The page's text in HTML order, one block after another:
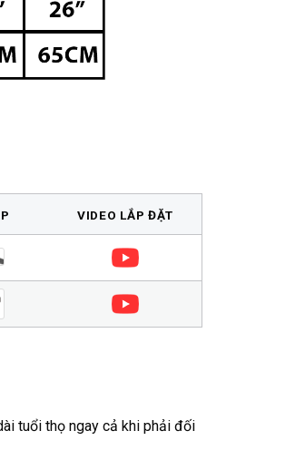
VIDEO LẮP ĐẶT
tuổi thọ ngay cả khi phải đối